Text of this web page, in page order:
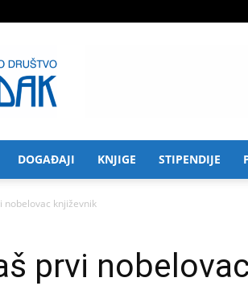
DOGAĐAJI KNJIGE STIPENDIJE
nobelovac književnik
prvi nobelovac